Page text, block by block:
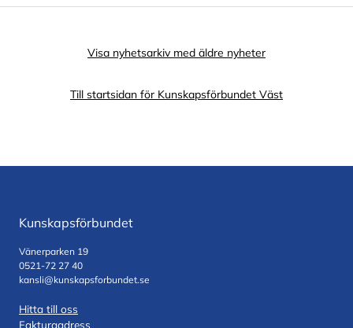
Visa nyhetsarkiv med äldre nyheter
Till startsidan för Kunskapsförbundet Väst
Kunskapsförbundet
Vänerparken 19
0521-72 27 40
kansli@kunskapsforbundet.se
Hitta till oss
Fakturaadress